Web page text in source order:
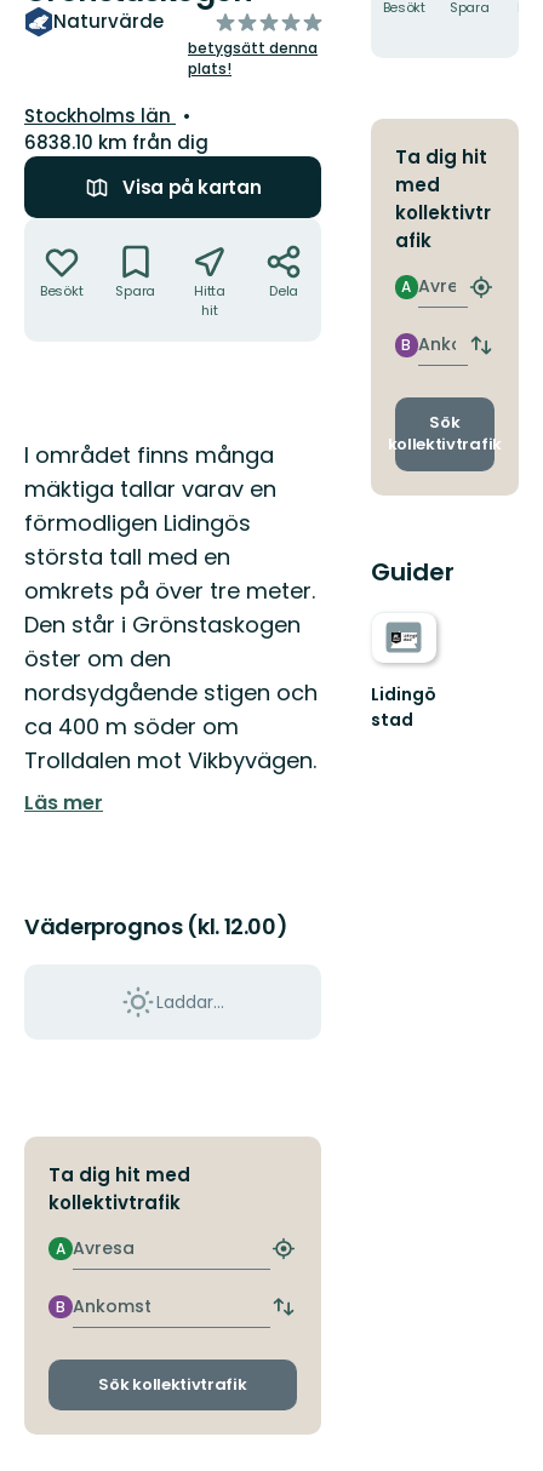
Naturvärde
av
5
stjärnor
betygsätt denna
plats!
Län:
Stockholms län
6838.10 km från dig
Visa på kartan
Besökt Spara
Hitta
hit
Dela
Beskrivning
I området finns många
mäktiga tallar varav en
förmodligen Lidingös
största tall med en
omkrets på över tre meter.
Den står i Grönstaskogen
öster om den
nordsydgående stigen och
ca 400 m söder om
Trolldalen mot Vikbyvägen.
Läs mer
Väderprognos (kl. 12.00)
Laddar...
Ta dig hit med
kollektivtrafik
Avresa
A
Hitta
hållplats
Ankomst
B
Byt
och
Sök kollektivtrafik
Besökt Spara
Ta dig hit
med
kollektivtr
afik
Avresa
A
Hitta
Ankomst
B
Byt
och
Sök
kollektivtrafik
Guider
Lidingö
stad